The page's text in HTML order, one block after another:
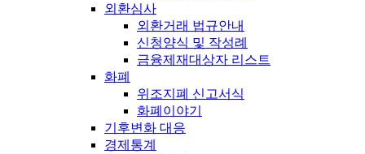
외환심사
외환거래 법규안내
신청양식 및 작성례
금융제재대상자 리스트
화폐
위조지폐 신고서식
화폐이야기
기후변화 대응
경제통계